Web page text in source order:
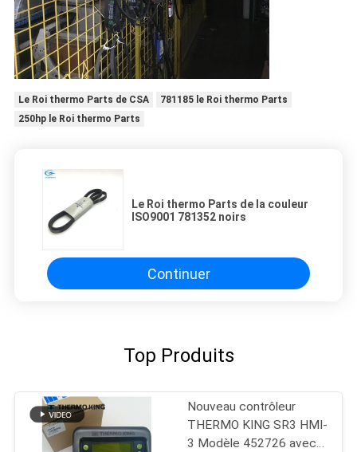
Le Roi thermo Parts de CSA
781185 le Roi thermo Parts
250hp le Roi thermo Parts
Le Roi thermo Parts de la couleur
ISO9001 781352 noirs
Continuer
Top Produits
Nouveau contrôleur
THERMO KING SR3 HMI-
3 Modèle 452726 avec